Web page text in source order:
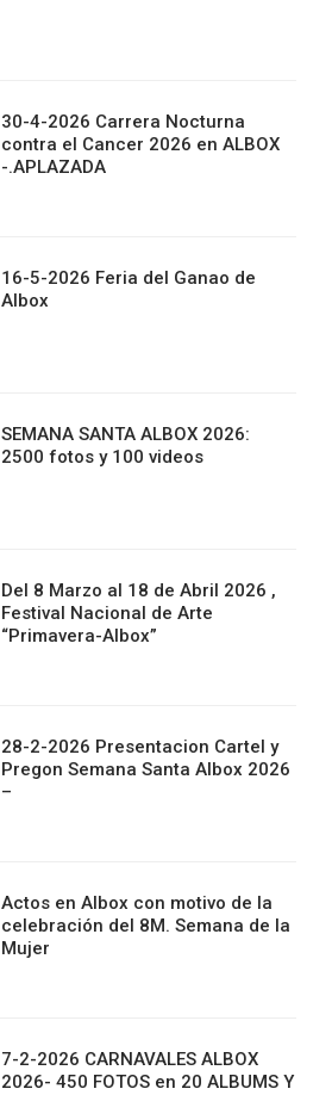
30-4-2026 Carrera Nocturna
contra el Cancer 2026 en ALBOX
-.APLAZADA
16-5-2026 Feria del Ganao de
Albox
SEMANA SANTA ALBOX 2026:
2500 fotos y 100 videos
Del 8 Marzo al 18 de Abril 2026 ,
Festival Nacional de Arte
“Primavera-Albox”
28-2-2026 Presentacion Cartel y
Pregon Semana Santa Albox 2026
–
Actos en Albox con motivo de la
celebración del 8M. Semana de la
Mujer
7-2-2026 CARNAVALES ALBOX
2026- 450 FOTOS en 20 ALBUMS Y